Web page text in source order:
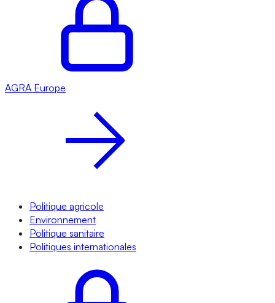
AGRA Europe
Politique agricole
Environnement
Politique sanitaire
Politiques internationales